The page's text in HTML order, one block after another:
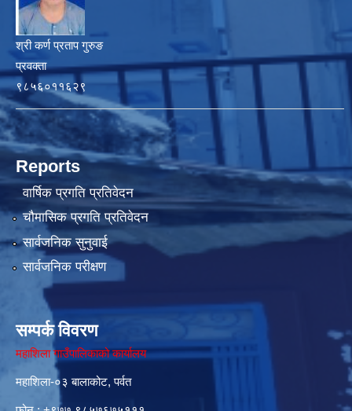
श्री कर्ण प्रताप गुरुङ
प्रवक्ता
९८५६०११६२९
Reports
वार्षिक प्रगति प्रतिवेदन
चौमासिक प्रगति प्रतिवेदन
सार्वजनिक सुनुवाई
सार्वजनिक परीक्षण
सम्पर्क विवरण
महाशिला गाउँपालिकाको कार्यालय
महाशिला-०३ बालाकोट, पर्वत